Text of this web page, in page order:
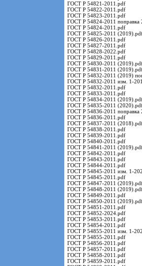
ГОСТ Р 54821-2011.pdf
ГОСТ Р 54822-2011.pdf
ГОСТ Р 54823-2011.pdf
ГОСТ Р 54824-2011 поправка
ГОСТ Р 54824-2011.pdf
ГОСТ Р 54825-2011
ГОСТ Р 54826-2011.pdf
ГОСТ Р 54827-2011.pdf
ГОСТ Р 54828-2022.pdf
ГОСТ Р 54829-2011.pdf
ГОСТ Р 54830-2011
ГОСТ Р 54831-2011
ГОСТ Р 54832-2011 (2019)
ГОСТ Р 54832-2011 изм. 1-
ГОСТ Р 54832-2011.pdf
ГОСТ Р 54833-2011.pdf
ГОСТ Р 54834-2011
ГОСТ Р 54835-2011
ГОСТ Р 54836-2011 поправка
ГОСТ Р 54836-2011.pdf
ГОСТ Р 54837-2011
ГОСТ Р 54838-2011.pdf
ГОСТ Р 54839-2011.pdf
ГОСТ Р 54840-2011.pdf
ГОСТ Р 54841-2011
ГОСТ Р 54842-2011.pdf
ГОСТ Р 54843-2011.pdf
ГОСТ Р 54844-2011.pdf
ГОСТ Р 54845-2011 изм. 1-
ГОСТ Р 54845-2011.pdf
ГОСТ Р 54847-2011
ГОСТ Р 54848-2011
ГОСТ Р 54849-2011.pdf
ГОСТ Р 54850-2011
ГОСТ Р 54851-2011.pdf
ГОСТ Р 54852-2024.pdf
ГОСТ Р 54853-2011.pdf
ГОСТ Р 54854-2011.pdf
ГОСТ Р 54855-2011 изм. 1-
ГОСТ Р 54855-2011.pdf
ГОСТ Р 54856-2011.pdf
ГОСТ Р 54857-2011.pdf
ГОСТ Р 54858-2011.pdf
ГОСТ Р 54859-2011.pdf